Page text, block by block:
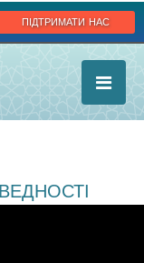
підтримати нас